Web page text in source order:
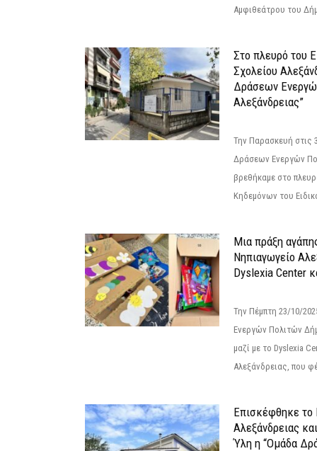
Αμφιθεάτρου του
Στο πλευρό του
Σχολείου
Δράσεων
Αλεξάνδρειας”
Την Παρασκευή
Δράσεων Ενεργών
βρεθήκαμε στο
Κηδεμόνων του
Μια πράξη
Νηπιαγωγείο
Dyslexia Center
Την Πέμπτη 23/10/
Ενεργών Πολιτών
μαζί με το Dyslexia
Αλεξάνδρειας, που
Επισκέφθηκε το
Αλεξάνδρειας
Ύλη η “Ομάδα